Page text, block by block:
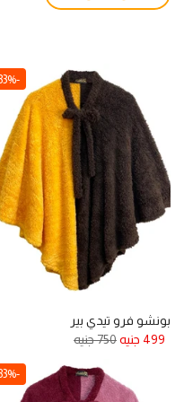
-33%
بونشو فرو تيدي بير
499 جنيه
750 جنيه
-33%